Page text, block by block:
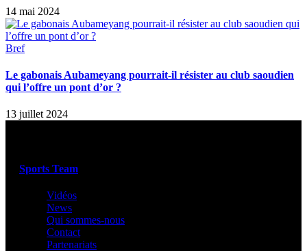
14 mai 2024
Bref
Le gabonais Aubameyang pourrait-il résister au club saoudien
qui l’offre un pont d’or ?
13 juillet 2024
Sports Team
Vidéos
News
Qui sommes-nous
Contact
Partenariats